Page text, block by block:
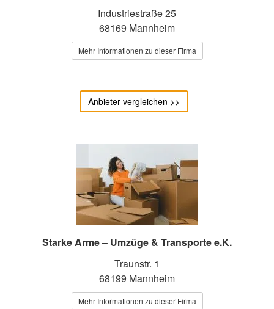
Industriestraße 25
68169 Mannheim
Mehr Informationen zu dieser Firma
Anbieter vergleichen >>
Starke Arme – Umzüge & Transporte e.K.
Traunstr. 1
68199 Mannheim
Mehr Informationen zu dieser Firma